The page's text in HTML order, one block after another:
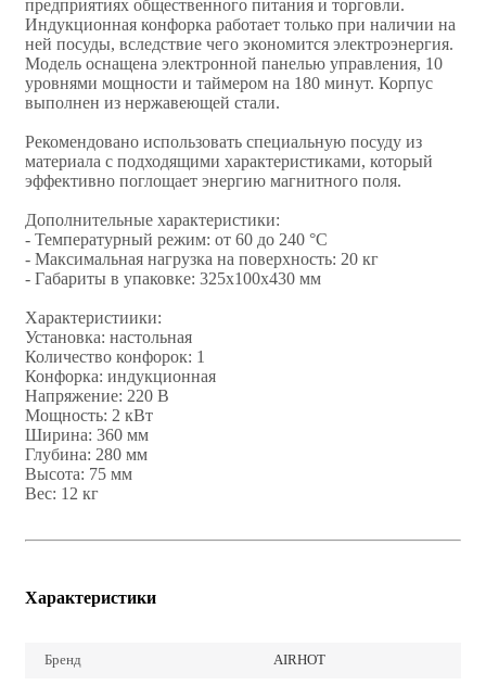
предприятиях общественного питания и торговли.
Индукционная конфорка работает только при наличии на
ней посуды, вследствие чего экономится электроэнергия.
Модель оснащена электронной панелью управления, 10
уровнями мощности и таймером на 180 минут. Корпус
выполнен из нержавеющей стали.
Рекомендовано использовать специальную посуду из
материала с подходящими характеристиками, который
эффективно поглощает энергию магнитного поля.
Дополнительные характеристики:
- Температурный режим: от 60 до 240 °С
- Максимальная нагрузка на поверхность: 20 кг
- Габариты в упаковке: 325x100x430 мм
Характеристиики:
Установка: настольная
Количество конфорок: 1
Конфорка: индукционная
Напряжение: 220 В
Мощность: 2 кВт
Ширина: 360 мм
Глубина: 280 мм
Высота: 75 мм
Вес: 12 кг
Характеристики
Бренд AIRHOT